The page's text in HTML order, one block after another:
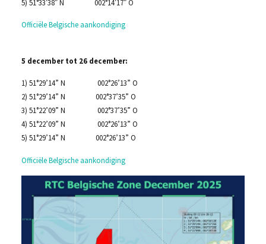
5) 51°33′38″ N 002°14′17″ O
Officiële Belgische aankondiging
5 december tot 26 december:
1) 51°29’14” N 002°26’13” O
2) 51°29’14” N 002°37’35” O
3) 51°22’09” N 002°37’35” O
4) 51°22’09” N 002°26’13” O
5) 51°29’14” N 002°26’13” O
Officiële Belgische aankondiging